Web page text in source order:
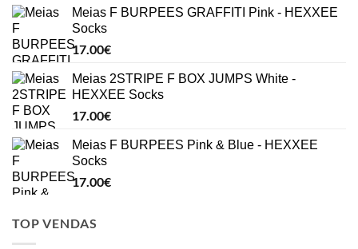
Meias F BURPEES GRAFFITI Pink - HEXXEE
Socks
17.00€
Meias 2STRIPE F BOX JUMPS White -
HEXXEE Socks
17.00€
Meias F BURPEES Pink & Blue - HEXXEE
Socks
17.00€
TOP VENDAS